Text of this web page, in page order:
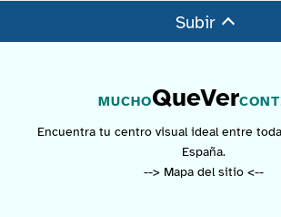
Subir
MUCHOQueVer
Encuentra tu centro visual ideal entre
España.
--> Mapa del sitio <--